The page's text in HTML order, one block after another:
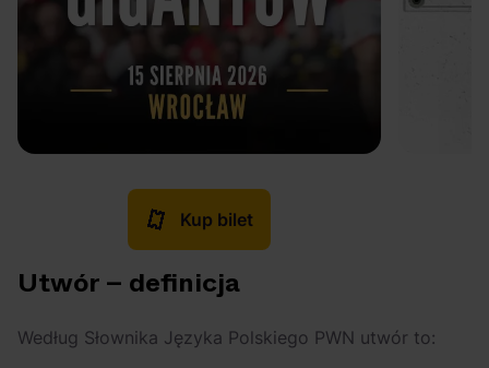
Kup bilet
Utwór – definicja
Według Słownika Języka Polskiego PWN utwór to: